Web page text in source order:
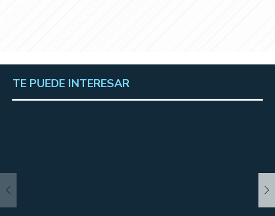
TE PUEDE INTERESAR